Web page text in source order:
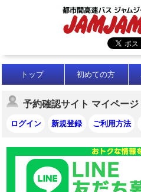
トップ 初めての方
予約確認サイト マイページ
ログイン 新規登録 ご利用方法